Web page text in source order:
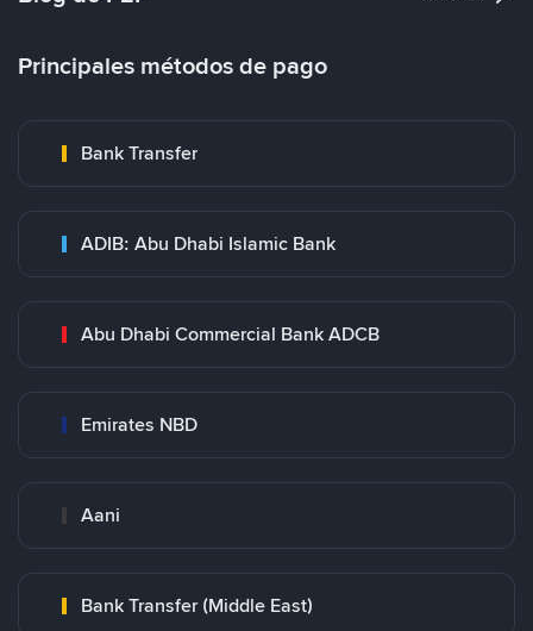
Principales métodos de pago
Bank Transfer
ADIB: Abu Dhabi Islamic Bank
Abu Dhabi Commercial Bank ADCB
Emirates NBD
Aani
Bank Transfer (Middle East)